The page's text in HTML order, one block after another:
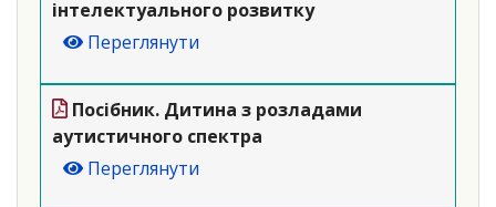
інтелектуального розвитку
Переглянути
Посібник. Дитина з розладами
аутистичного спектра
Переглянути